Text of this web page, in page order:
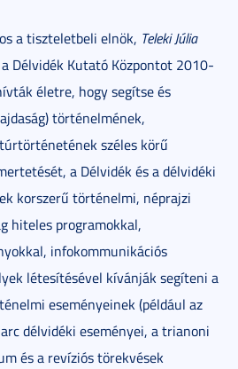
a tiszteletbeli elnök, Teleki Júlia
Délvidék Kutató Központot 2010-
életre, hogy segítse és
történelmének,
széles körű
a Délvidék és a délvidéki
korszerű történelmi, néprajzi
hiteles programokkal,
infokommunikációs
létesítésével kívánják segíteni a
eseményeinek (például az
délvidéki eseményei, a trianoni
és a revíziós törekvések